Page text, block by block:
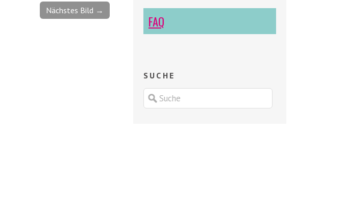
Nächstes Bild →
FAQ
SUCHE